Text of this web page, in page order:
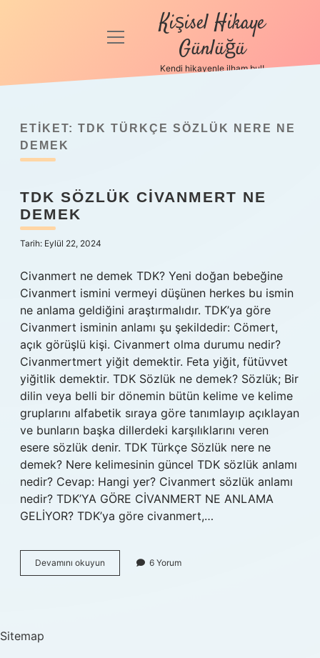
Anasayfa
Politikası
Yasal Uyarı
Hakkımızda
menüyü
Kişisel Hikaye
Günlüğü
Kendi hikayenle ilham bul!
ETIKET: TDK TÜRKÇE SÖZLÜK NERE NE
DEMEK
TDK SÖZLÜK CIVANMERT NE
DEMEK
Tarih: Eylül 22, 2024
Civanmert ne demek TDK? Yeni doğan bebeğine
Civanmert ismini vermeyi düşünen herkes bu ismin
ne anlama geldiğini araştırmalıdır. TDK’ya göre
Civanmert isminin anlamı şu şekildedir: Cömert,
açık görüşlü kişi. Civanmert olma durumu nedir?
Civanmertmert yiğit demektir. Feta yiğit, fütüvvet
yiğitlik demektir. TDK Sözlük ne demek? Sözlük; Bir
dilin veya belli bir dönemin bütün kelime ve kelime
gruplarını alfabetik sıraya göre tanımlayıp açıklayan
ve bunların başka dillerdeki karşılıklarını veren
esere sözlük denir. TDK Türkçe Sözlük nere ne
demek? Nere kelimesinin güncel TDK sözlük anlamı
nedir? Cevap: Hangi yer? Civanmert sözlük anlamı
nedir? TDK’YA GÖRE CİVANMERT NE ANLAMA
GELİYOR? TDK’ya göre civanmert,…
Devamını okuyun
Sözlük
6 Yorum
Sitemap